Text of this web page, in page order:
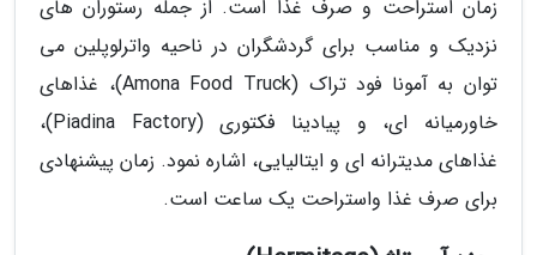
زمان استراحت و صرف غذا است. از جمله رستوران های
نزدیک و مناسب برای گردشگران در ناحیه واترلوپلین می
توان به آمونا فود تراک (Amona Food Truck)، غذاهای
خاورمیانه ای، و پیادینا فکتوری (Piadina Factory)،
غذاهای مدیترانه ای و ایتالیایی، اشاره نمود. زمان پیشنهادی
برای صرف غذا واستراحت یک ساعت است.